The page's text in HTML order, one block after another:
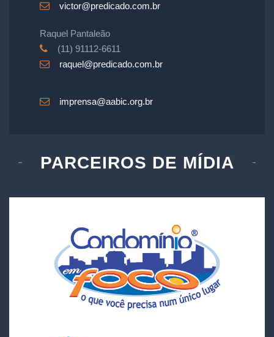
victor@predicado.com.br
Raquel Pantaleão
(11) 91112-6611
raquel@predicado.com.br
imprensa@aabic.org.br
PARCEIROS DE MÍDIA